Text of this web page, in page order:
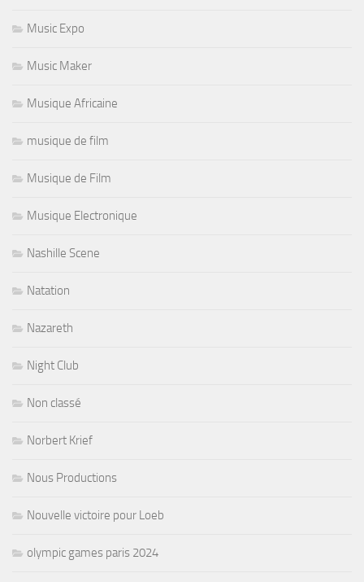
Music Expo
Music Maker
Musique Africaine
musique de film
Musique de Film
Musique Electronique
Nashille Scene
Natation
Nazareth
Night Club
Non classé
Norbert Krief
Nous Productions
Nouvelle victoire pour Loeb
olympic games paris 2024